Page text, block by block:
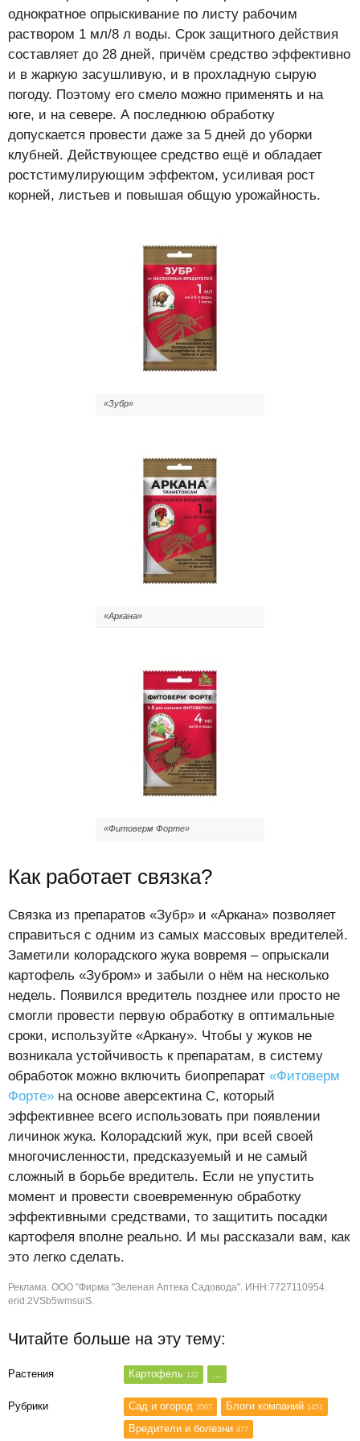
однократное опрыскивание по листу рабочим
раствором 1 мл/8 л воды. Срок защитного действия
составляет до 28 дней, причём средство эффективно
и в жаркую засушливую, и в прохладную сырую
погоду. Поэтому его смело можно применять и на
юге, и на севере. А последнюю обработку
допускается провести даже за 5 дней до уборки
клубней. Действующее средство ещё и обладает
ростстимулирующим эффектом, усиливая рост
корней, листьев и повышая общую урожайность.
«Зубр»
«Аркана»
«Фитоверм Форте»
Как работает связка?
Связка из препаратов «Зубр» и «Аркана» позволяет
справиться с одним из самых массовых вредителей.
Заметили колорадского жука вовремя – опрыскали
картофель «Зубром» и забыли о нём на несколько
недель. Появился вредитель позднее или просто не
смогли провести первую обработку в оптимальные
сроки, используйте «Аркану». Чтобы у жуков не
возникала устойчивость к препаратам, в систему
обработок можно включить биопрепарат «Фитоверм
Форте» на основе аверсектина С, который
эффективнее всего использовать при появлении
личинок жука. Колорадский жук, при всей своей
многочисленности, предсказуемый и не самый
сложный в борьбе вредитель. Если не упустить
момент и провести своевременную обработку
эффективными средствами, то защитить посадки
картофеля вполне реально. И мы рассказали вам, как
это легко сделать.
Реклама. ООО "Фирма "Зеленая Аптека Садовода". ИНН:7727110954.
erid:2VSb5wmsuiS.
Читайте больше на эту тему:
Растения Картофель 122 ...
Рубрики Сад и огород 3507 Блоги компаний 1451
Вредители и болезни 477